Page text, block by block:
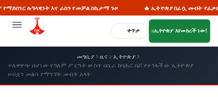
እና ራስን የመቻል ስኬታማ ጉዞ 🔥 ኢትዮጵያ በራሷ መብት የፈቃድ ጠያቂነት
ቀጥታ ኢትዮጵያ እየመከረች ነው!
መግቢያ ዜና
ኢትዮጵያ
ተለዋዋጭ በሆነው የዓለም ሥርዓት ውስጥ በሴራ ከባሕር በሯ የተገፋችው ኢትዮጵያ
ሀብቷን መልሳ የማግኘት መብት አላት